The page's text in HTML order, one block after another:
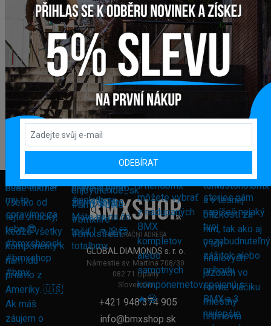
FAKTURAČNÍ ADRESA
GLOBAL DIAMONDS s. r. o.
Námestie sv. Martina 708/30
082 71 Lipany
Slovensko
+421 948 374 905
info@bmxshop.sk
ODEBÍRAT